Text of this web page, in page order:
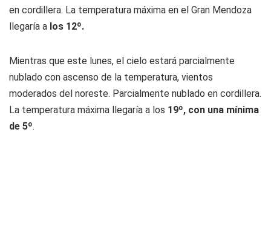
en cordillera. La temperatura máxima en el Gran Mendoza
llegaría a los 12º.
Mientras que este lunes, el cielo estará parcialmente
nublado con ascenso de la temperatura, vientos
moderados del noreste. Parcialmente nublado en cordillera.
La temperatura máxima llegaría a los 19º, con una mínima
de 5º.